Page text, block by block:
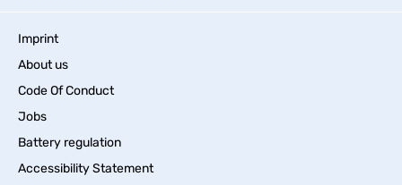
Imprint
About us
Code Of Conduct
Jobs
Battery regulation
Accessibility Statement